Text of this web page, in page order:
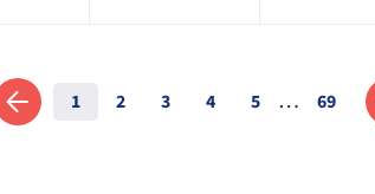
Anterior
1 2 3 4 5 … 69